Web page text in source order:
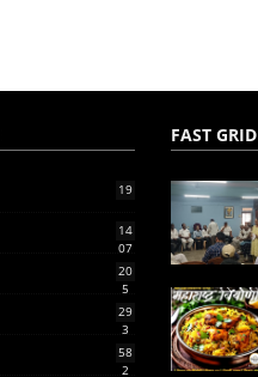
19
14
07
20
5
29
3
58
2
FAST GRID